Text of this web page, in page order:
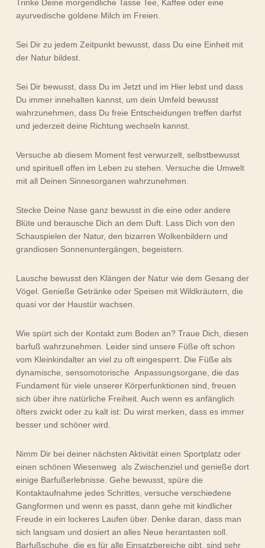
Trinke Deine morgendliche Tasse Tee, Kaffee oder eine
ayurvedische goldene Milch im Freien.
Sei Dir zu jedem Zeitpunkt bewusst, dass Du eine Einheit mit
der Natur bildest.
Sei Dir bewusst, dass Du im Jetzt und im Hier lebst und dass
Du immer innehalten kannst, um dein Umfeld bewusst
wahrzunehmen, dass Du freie Entscheidungen treffen darfst
und jederzeit deine Richtung wechseln kannst.
Versuche ab diesem Moment fest verwurzelt, selbstbewusst
und spirituell offen im Leben zu stehen. Versuche die Umwelt
mit all Deinen Sinnesorganen wahrzunehmen.
Stecke Deine Nase ganz bewusst in die eine oder andere
Blüte und berausche Dich an dem Duft. Lass Dich von den
Schauspielen der Natur, den bizarren Wolkenbildern und
grandiosen Sonnenuntergängen, begeistern.
Lausche bewusst den Klängen der Natur wie dem Gesang der
Vögel. Genieße Getränke oder Speisen mit Wildkräutern, die
quasi vor der Haustür wachsen.
Wie spürt sich der Kontakt zum Boden an? Traue Dich, diesen
barfuß wahrzunehmen. Leider sind unsere Füße oft schon
vom Kleinkindalter an viel zu oft eingesperrt. Die Füße als
dynamische, sensomotorische Anpassungsorgane, die das
Fundament für viele unserer Körperfunktionen sind, freuen
sich über ihre natürliche Freiheit. Auch wenn es anfänglich
öfters zwickt oder zu kalt ist: Du wirst merken, dass es immer
besser und schöner wird.
Nimm Dir bei deiner nächsten Aktivität einen Sportplatz oder
einen schönen Wiesenweg als Zwischenziel und genieße dort
einige Barfußerlebnisse. Gehe bewusst, spüre die
Kontaktaufnahme jedes Schrittes, versuche verschiedene
Gangformen und wenn es passt, dann gehe mit kindlicher
Freude in ein lockeres Laufen über. Denke daran, dass man
sich langsam und dosiert an alles Neue herantasten soll.
Barfußschuhe, die es für alle Einsatzbereiche gibt, sind sehr